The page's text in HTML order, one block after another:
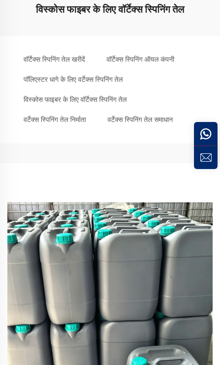
विस्कोस फाइबर के लिए वॉर्टेक्स स्पिनिंग तेल
वॉर्टेक्स स्पिनिंग तेल खरीदें वॉर्टेक्स स्पिनिंग ऑयल कंपनी
पॉलिएस्टर धागे के लिए वर्टेक्स स्पिनिंग तेल
विस्कोस फाइबर के लिए वॉर्टेक्स स्पिनिंग तेल
वर्टेक्स स्पिनिंग तेल निर्माता वर्टेक्स स्पिनिंग तेल समाधान